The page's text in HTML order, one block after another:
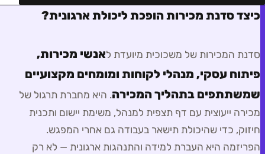
כיצד סדנת מכירות הופכת ליכולת ארגונית?
סדנת המכירות של משכוכית מיועדת לאנשי מכירות,
פיתוח עסקי, מנהלי לקוחות ומומחים מקצועיים
שמשתתפים בתהליך המכירה. היא מחברת תרגול של
מכירה ייעוצית עם דף תצפית למנהל, משימת יישום ותכנית
חיזוק, כדי שהיכולת תישאר בעבודה גם אחרי המפגש.
הפריזמה היא העברת למידה והתנהגות ארגונית — לא רק